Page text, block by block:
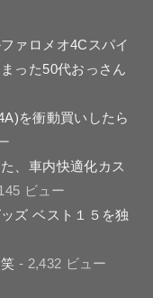
ァロメオ4Cスパイ
った50代おっさん
を衝動買いしたら
、車内快適化カス
ビュー
ズ ベスト１５を独
- 2,432 ビュー